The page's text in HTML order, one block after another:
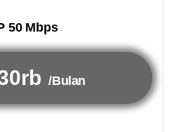
50 Mbps
/Bulan